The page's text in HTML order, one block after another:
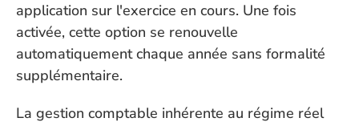
application sur l'exercice en cours. Une fois
activée, cette option se renouvelle
automatiquement chaque année sans formalité
supplémentaire.
La gestion comptable inhérente au régime réel